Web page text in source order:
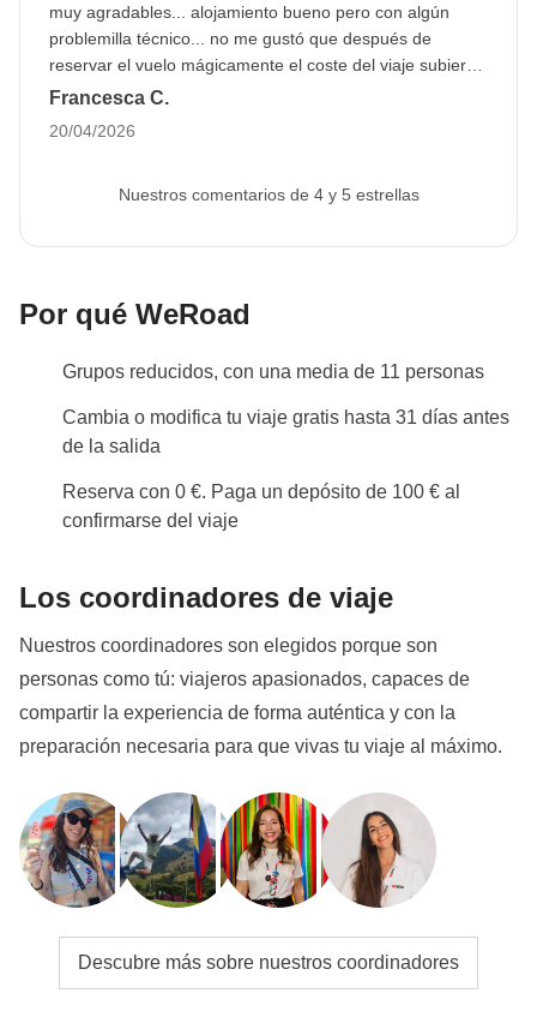
muy agradables... alojamiento bueno pero con algún
problemilla técnico... no me gustó que después de
reservar el vuelo mágicamente el coste del viaje subiera
respecto a lo que aparecía originalmente, ¡eso no se
Francesca C.
20/04/2026
Nuestros comentarios de 4 y 5 estrellas
Por qué WeRoad
Grupos reducidos, con una media de 11 personas
Cambia o modifica tu viaje gratis hasta 31 días antes
de la salida
Reserva con 0 €. Paga un depósito de 100 € al
confirmarse del viaje
Los coordinadores de viaje
Nuestros coordinadores son elegidos porque son
personas como tú: viajeros apasionados, capaces de
compartir la experiencia de forma auténtica y con la
preparación necesaria para que vivas tu viaje al máximo.
Descubre más sobre nuestros coordinadores